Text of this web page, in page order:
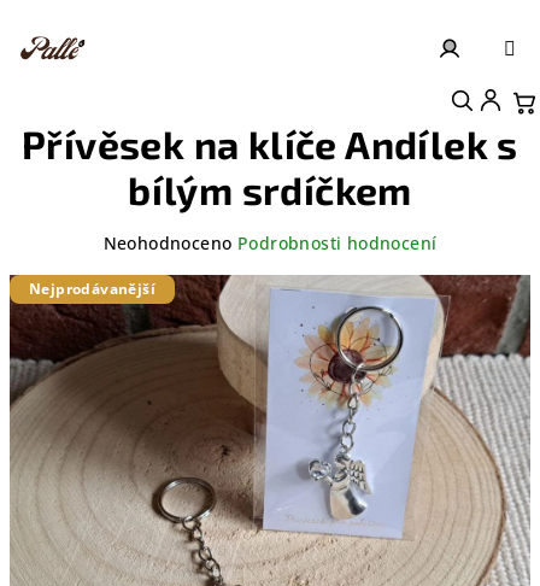
obsah
Přihlášení
Přívěsek na klíče Andílek s
bílým srdíčkem
produktu
je
0,0
z
5
hvězdiček.
Neohodnoceno Podrobnosti hodnocení
Nejprodávanější